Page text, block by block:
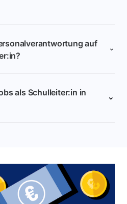
auf
als Schulleiter:in in